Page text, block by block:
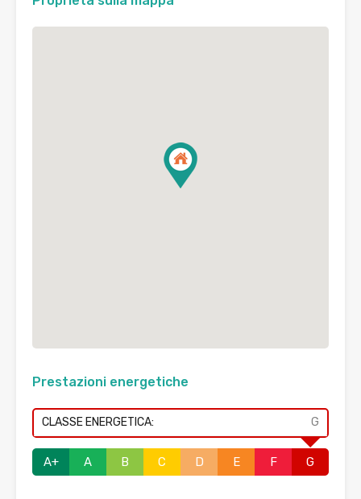
Prestazioni energetiche
CLASSE ENERGETICA: G
A+ A B C D E F G